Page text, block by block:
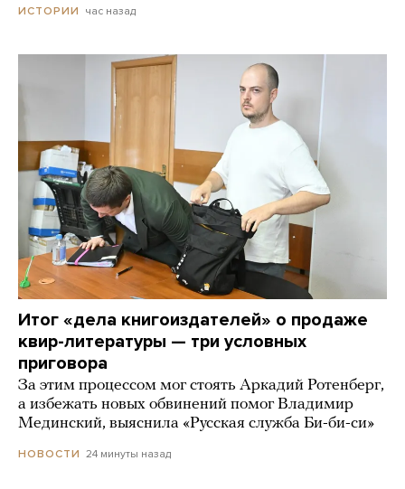
ИСТОРИИ час назад
Итог «дела книгоиздателей» о продаже
квир-литературы — три условных
приговора
За этим процессом мог стоять Аркадий Ротенберг,
а избежать новых обвинений помог Владимир
Мединский, выяснила «Русская служба Би-би-си»
НОВОСТИ 24 минуты назад